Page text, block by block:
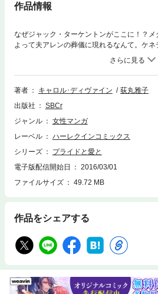
作品情報
なぜジャック・ターケントンがここに！？
よって夫アレンの葬儀に現れるなんて。ケネ
とり息子ジャックとメグは、５年前激しい
まれた。ジャックはその事実を知らず、も
かった。だが、ジャックはメグをめざして
とひときわ目立つ容貌をもつ彼の目は、メグ
著者 キャロル･ディヴァイン
荻丸雅子
出版社
SBCr
ジャンル
女性マンガ
レーベル
ハーレクインコミックス
シリーズ
プライドと愛と
電子版配信開始日
2016/03/01
ファイルサイズ
49.72 MB
作品をシェアする